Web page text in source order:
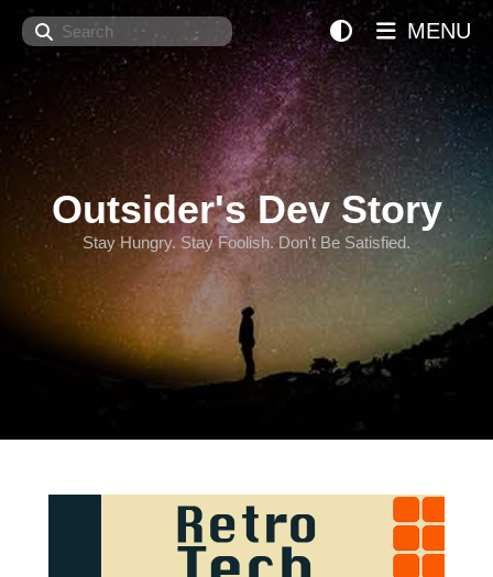
Search
Outsider's Dev Story
Stay Hungry. Stay Foolish. Don't Be Satisfied.
MENU